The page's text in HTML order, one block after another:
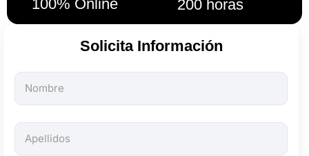
100% Online 200 horas
Solicita Información
Todos
los
son
obligatorios.